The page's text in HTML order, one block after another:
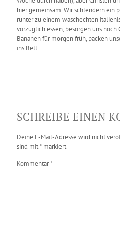
hier gemeinsam. Wir schlendern ein
runter zu einem waschechten
vorzüglich essen, besorgen uns
Bananen für morgen früh, packen
ins Bett.
SCHREIBE EINEN
Deine E-Mail-Adresse wird nicht
sind mit* markiert
Kommentar*